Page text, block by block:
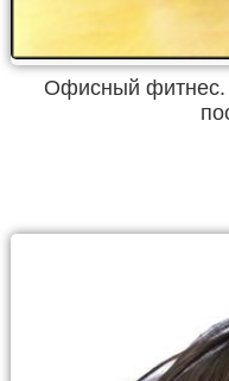
Офисный фитнес.